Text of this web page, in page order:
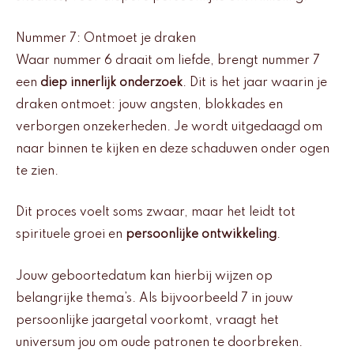
Nummer 7: Ontmoet je draken
Waar nummer 6 draait om liefde, brengt nummer 7
een diep innerlijk onderzoek. Dit is het jaar waarin je
draken ontmoet: jouw angsten, blokkades en
verborgen onzekerheden. Je wordt uitgedaagd om
naar binnen te kijken en deze schaduwen onder ogen
te zien.
Dit proces voelt soms zwaar, maar het leidt tot
spirituele groei en persoonlijke ontwikkeling.
Jouw geboortedatum kan hierbij wijzen op
belangrijke thema’s. Als bijvoorbeeld 7 in jouw
persoonlijke jaargetal voorkomt, vraagt het
universum jou om oude patronen te doorbreken.